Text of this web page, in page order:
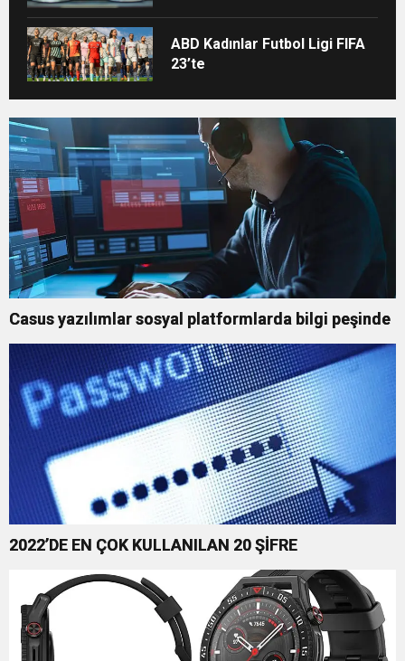
ABD Kadınlar Futbol Ligi FIFA
23’te
Casus yazılımlar sosyal platformlarda bilgi peşinde
2022’DE EN ÇOK KULLANILAN 20 ŞİFRE